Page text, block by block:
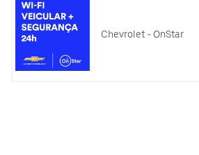
Chevrolet - OnStar